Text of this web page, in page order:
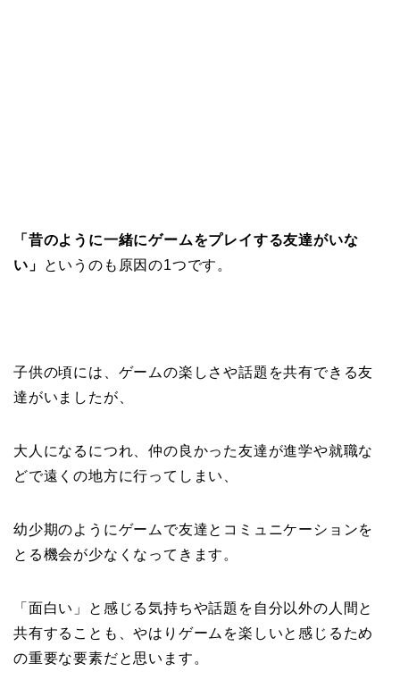
「昔のように一緒にゲームをプレイする友達がいな
い」
というのも原因の1つです。
子供の頃には、ゲームの楽しさや話題を共有できる友
達がいましたが、
大人になるにつれ、仲の良かった友達が進学や就職な
どで遠くの地方に行ってしまい、
幼少期のようにゲームで友達とコミュニケーションを
とる機会が少なくなってきます。
「面白い」と感じる気持ちや話題を自分以外の人間と
共有することも、やはりゲームを楽しいと感じるため
の重要な要素だと思います。